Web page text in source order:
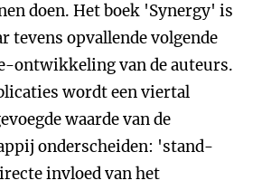
doen. Het boek 'Synergy' is
tevens opvallende volgende
ontwikkeling van de auteurs.
wordt een viertal
waarde van de
onderscheiden: 'stand-
invloed van het